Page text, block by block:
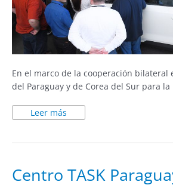
En el marco de la cooperación bilateral
del Paraguay y de Corea del Sur para
Leer más
Centro TASK
TASK
Paraguay: